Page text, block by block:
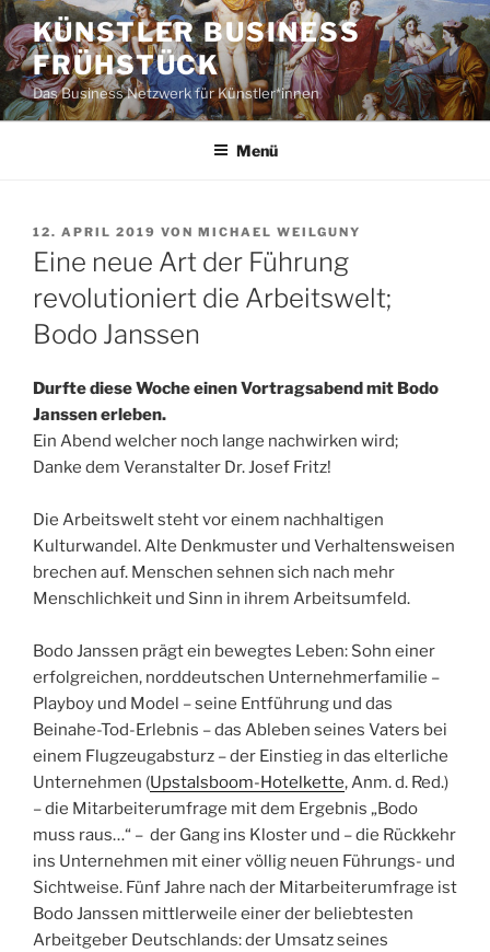
Zum
Inhalt
springen
KÜNSTLER BUSINESS
FRÜHSTÜCK
Das Business Netzwerk für Künstler*innen
Menü
VERÖFFENTLICHT
AM
12. APRIL 2019 VON MICHAEL WEILGUNY
Eine neue Art der Führung
revolutioniert die Arbeitswelt;
Bodo Janssen
Durfte diese Woche einen Vortragsabend mit Bodo
Janssen erleben.
Ein Abend welcher noch lange nachwirken wird;
Danke dem Veranstalter Dr. Josef Fritz!
Die Arbeitswelt steht vor einem nachhaltigen
Kulturwandel. Alte Denkmuster und Verhaltensweisen
brechen auf. Menschen sehnen sich nach mehr
Menschlichkeit und Sinn in ihrem Arbeitsumfeld.
Bodo Janssen prägt ein bewegtes Leben: Sohn einer
erfolgreichen, norddeutschen Unternehmerfamilie –
Playboy und Model – seine Entführung und das
Beinahe-Tod-Erlebnis – das Ableben seines Vaters bei
einem Flugzeugabsturz – der Einstieg in das elterliche
Unternehmen (Upstalsboom-Hotelkette, Anm. d. Red.)
– die Mitarbeiterumfrage mit dem Ergebnis „Bodo
muss raus…“ – der Gang ins Kloster und – die Rückkehr
ins Unternehmen mit einer völlig neuen Führungs- und
Sichtweise. Fünf Jahre nach der Mitarbeiterumfrage ist
Bodo Janssen mittlerweile einer der beliebtesten
Arbeitgeber Deutschlands: der Umsatz seines